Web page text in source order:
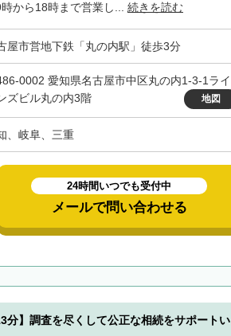
から18時まで営業し... 続きを読む
屋市営地下鉄「丸の内駅」徒歩3分
0002 愛知県名古屋市中区丸の内1-3-1ライ
ズビル丸の内3階
地図
、岐阜、三重
24時間いつでも受付中
メールで問い合わせる
分】調査を尽くして公正な相続をサポートい